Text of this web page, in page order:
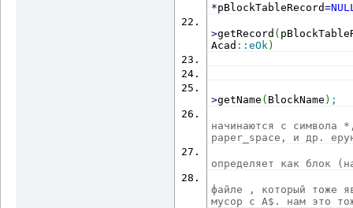
*pBlockTableRecord=
>getRecord (
Acad ::eOk )
>getName ( BlockName ) ;
начинаются с символа
paper_space, и др.
определяет как блок
файле , который тоже
мусор с A$. нам это